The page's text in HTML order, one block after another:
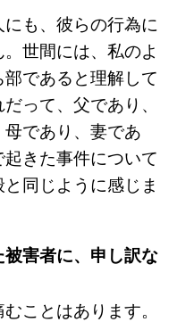
も、彼らの行為に
世間には、私のよ
であると理解して
って、父であり、
であり、妻であ
きた事件について
同じように感じま
害者に、申し訳な
ことはあります。